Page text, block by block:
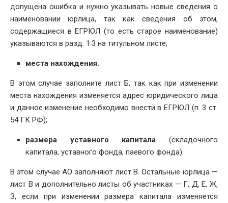
допущена ошибка и нужно указывать новые сведения о
наименовании юрлица, так как сведения об этом,
содержащиеся в ЕГРЮЛ (то есть старое наименование)
указываются в разд. 1.3 на титульном листе;
места нахождения.
В этом случае заполните лист Б, так как при изменении
места нахождения изменяется адрес юридического лица
и данное изменение необходимо внести в ЕГРЮЛ (п. 3 ст.
54 ГК РФ);
размера уставного капитала (складочного
капитала, уставного фонда, паевого фонда).
В этом случае АО заполняют лист В. Остальные юрлица —
лист В и дополнительно листы об участниках — Г, Д, Е, Ж,
З, если при изменении размера капитала изменяется